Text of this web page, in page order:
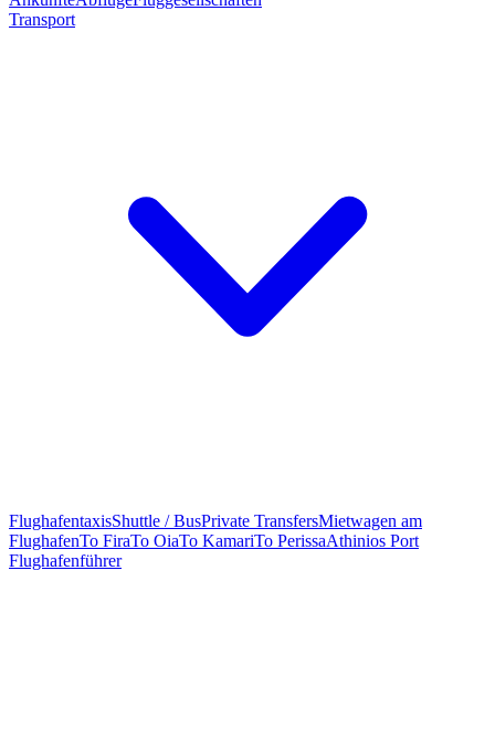
Transport
FlughafentaxisShuttle / BusPrivate TransfersMietwagen am
FlughafenTo FiraTo OiaTo KamariTo PerissaAthinios Port
Flughafenführer